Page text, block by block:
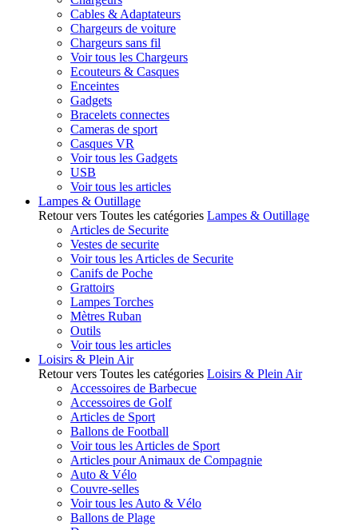
Cables & Adaptateurs
Chargeurs de voiture
Chargeurs sans fil
Voir tous les Chargeurs
Ecouteurs & Casques
Enceintes
Gadgets
Bracelets connectes
Cameras de sport
Casques VR
Voir tous les Gadgets
USB
Voir tous les articles
Lampes & Outillage
Retour vers Toutes les catégories Lampes & Outillage
Articles de Securite
Vestes de securite
Voir tous les Articles de Securite
Canifs de Poche
Grattoirs
Lampes Torches
Mètres Ruban
Outils
Voir tous les articles
Loisirs & Plein Air
Retour vers Toutes les catégories Loisirs & Plein Air
Accessoires de Barbecue
Accessoires de Golf
Articles de Sport
Ballons de Football
Voir tous les Articles de Sport
Articles pour Animaux de Compagnie
Auto & Vélo
Couvre-selles
Voir tous les Auto & Vélo
Ballons de Plage